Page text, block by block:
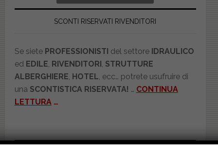
SCONTI RISERVATI RIVENDITORI
Se siete PROFESSIONISTI del settore IDRAULICO
ed EDILE, RIVENDITORI, STRUTTURE
ALBERGHIERE, HOTEL, ecc… potrete usufruire di
una SCONTISTICA RISERVATA! … CONTINUA
LETTURA…